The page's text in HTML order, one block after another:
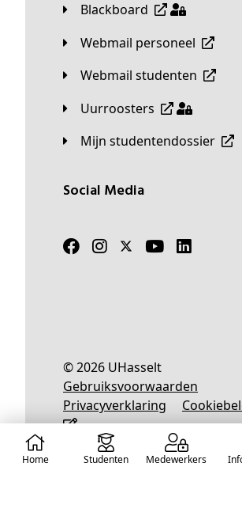
Blackboard
Webmail personeel
Webmail studenten
Uurroosters
Mijn studentendossier
Social Media
© 2026 UHasselt
Gebruiksvoorwaarden
Privacyverklaring
Nederlands English
Home Studenten Medewerkers